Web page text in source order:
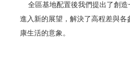
全區基地配置後我們提出了創造
進入新的展望，解決了高程差與
康生活的意象。